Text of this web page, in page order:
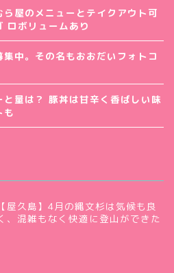
ら屋のメニューとテイクアウト可
ロボリュームあり
中。その名もおおだいフォトコ
と量は？ 豚丼は甘辛く香ばしい味
も
【屋久島】4月の縄文杉は気候も良
、混雑もなく快適に登山ができた